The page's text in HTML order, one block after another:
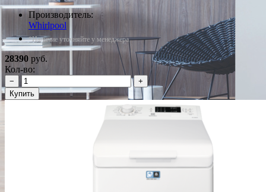
Производитель:
Whirlpool
*Наличие уточняйте у менеджера
28390 руб.
Кол-во:
−
+
Купить